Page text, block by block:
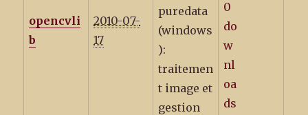
opencvli
b
2010-07-
17
puredata
(windows
):
traitemen
t image et
gestion